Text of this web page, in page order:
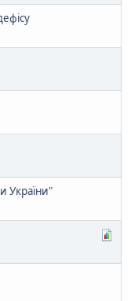
України"